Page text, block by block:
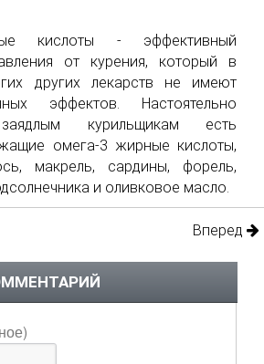
кислоты - эффективный
от курения, который в
других лекарств не имеют
эффектов. Настоятельно
курильщикам есть
омега-3 жирные кислоты,
макрель, сардины, форель,
и оливковое масло.
Вперед